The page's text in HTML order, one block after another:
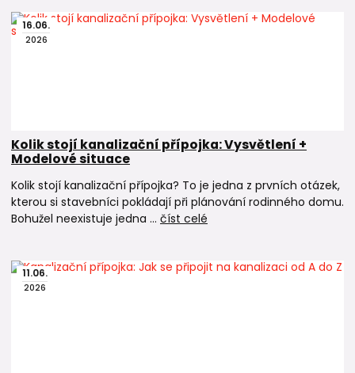
16.06.
2026
Kolik stojí kanalizační přípojka: Vysvětlení +
Modelové situace
Kolik stojí kanalizační přípojka? To je jedna z prvních otázek,
kterou si stavebníci pokládají při plánování rodinného domu.
Bohužel neexistuje jedna ... číst celé
11.06.
2026